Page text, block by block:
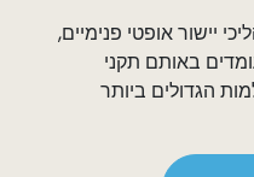
יישור אופטי פנימיים,
באותם תקני
הגדולים ביותר